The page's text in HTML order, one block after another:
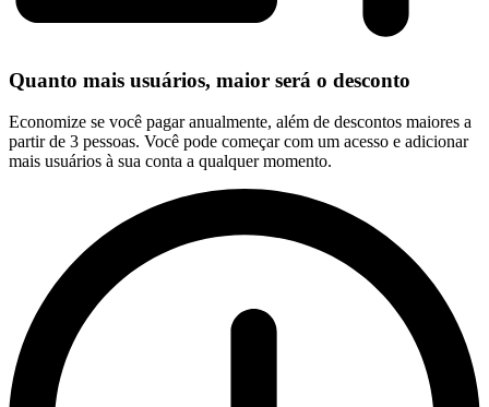
Quanto mais usuários, maior será o desconto
Economize se você pagar anualmente, além de descontos maiores a
partir de 3 pessoas. Você pode começar com um acesso e adicionar
mais usuários à sua conta a qualquer momento.